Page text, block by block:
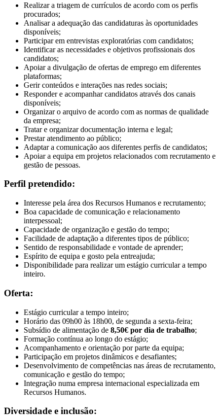
Realizar a triagem de currículos de acordo com os perfis
procurados;
Analisar a adequação das candidaturas às oportunidades
disponíveis;
Participar em entrevistas exploratórias com candidatos;
Identificar as necessidades e objetivos profissionais dos
candidatos;
Apoiar a divulgação de ofertas de emprego em diferentes
plataformas;
Gerir conteúdos e interações nas redes sociais;
Responder e acompanhar candidatos através dos canais
disponíveis;
Organizar o arquivo de acordo com as normas de qualidade
da empresa;
Tratar e organizar documentação interna e legal;
Prestar atendimento ao público;
Adaptar a comunicação aos diferentes perfis de candidatos;
Apoiar a equipa em projetos relacionados com recrutamento e
gestão de pessoas.
Perfil pretendido:
Interesse pela área dos Recursos Humanos e recrutamento;
Boa capacidade de comunicação e relacionamento
interpessoal;
Capacidade de organização e gestão do tempo;
Facilidade de adaptação a diferentes tipos de público;
Sentido de responsabilidade e vontade de aprender;
Espírito de equipa e gosto pela entreajuda;
Disponibilidade para realizar um estágio curricular a tempo
inteiro.
Oferta:
Estágio curricular a tempo inteiro;
Horário das 09h00 às 18h00, de segunda a sexta-feira;
Subsídio de alimentação de 8,50€ por dia de trabalho;
Formação contínua ao longo do estágio;
Acompanhamento e orientação por parte da equipa;
Participação em projetos dinâmicos e desafiantes;
Desenvolvimento de competências nas áreas de recrutamento,
comunicação e gestão do tempo;
Integração numa empresa internacional especializada em
Recursos Humanos.
Diversidade e inclusão: